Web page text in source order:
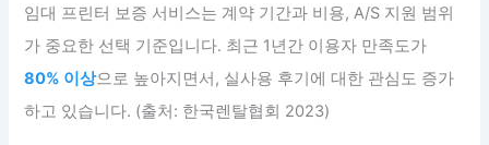
임대 프린터 보증 서비스는 계약 기간과 비용, A/S 지원 범위
가 중요한 선택 기준입니다. 최근 1년간 이용자 만족도가
80% 이상으로 높아지면서, 실사용 후기에 대한 관심도 증가
하고 있습니다. (출처: 한국렌탈협회 2023)